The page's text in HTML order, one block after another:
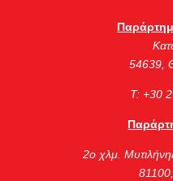
54639,
Τ: +30
2ο χλμ.